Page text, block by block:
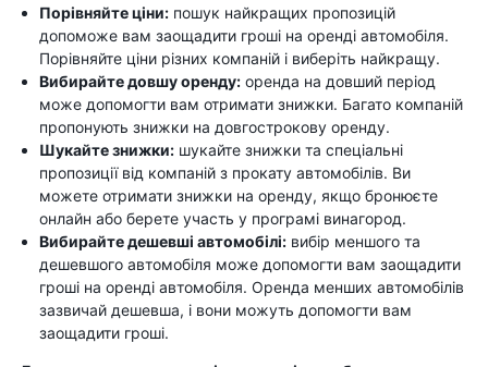
Порівняйте ціни: пошук найкращих пропозицій
допоможе вам заощадити гроші на оренді автомобіля.
Порівняйте ціни різних компаній і виберіть найкращу.
Вибирайте довшу оренду: оренда на довший період
може допомогти вам отримати знижки. Багато компаній
пропонують знижки на довгострокову оренду.
Шукайте знижки: шукайте знижки та спеціальні
пропозиції від компаній з прокату автомобілів. Ви
можете отримати знижки на оренду, якщо бронюєте
онлайн або берете участь у програмі винагород.
Вибирайте дешевші автомобілі: вибір меншого та
дешевшого автомобіля може допомогти вам заощадити
гроші на оренді автомобіля. Оренда менших автомобілів
зазвичай дешевша, і вони можуть допомогти вам
заощадити гроші.